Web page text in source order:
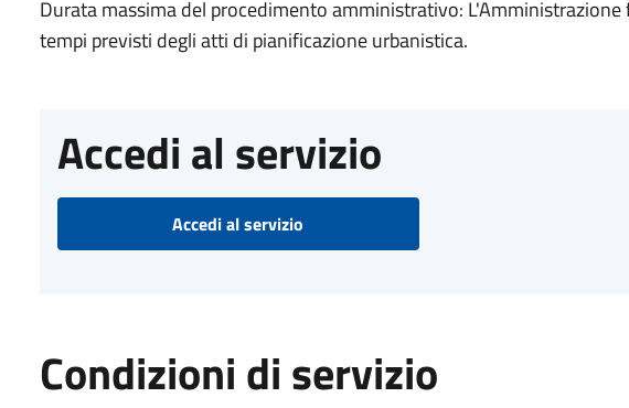
Durata massima del procedimento amministrativo:
tempi previsti degli atti di pianificazione urbanistica.
Accedi al servizio
Accedi al servizio
Condizioni di servizio